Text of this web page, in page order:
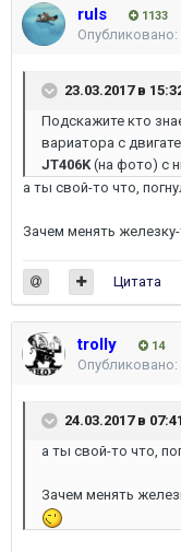
ruls 1133
Опубликовано:
23.03.2017 в
Подскажите кто
вариатора с
JT406K (на фото) с
а ты свой-то что,
Зачем менять
Цитата
trolly 14
Опубликовано:
24.03.2017 в
а ты свой-то что,
Зачем менять